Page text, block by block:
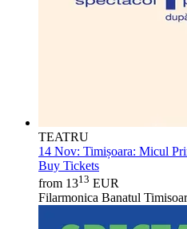
TEATRU
14 Nov: Timișoara: Micul
Buy Tickets
from 1313 EUR
Filarmonica Banatul